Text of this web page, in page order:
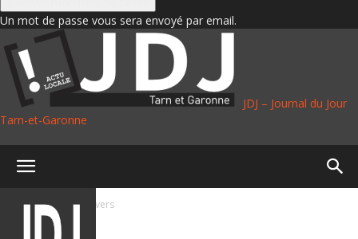
Un mot de passe vous sera envoyé par email.
JDJ – Journal du Jour
Tarn-et-Garonne
Accueil Faits divers
FAITS DIVERS